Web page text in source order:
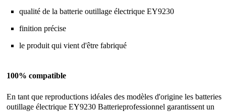
qualité de labatterie outillage électrique EY9230
finition précise
le produit qui vient d'être fabriqué
100% compatible
En tant que reproductions idéales des modèles d'origine les batteries
outillage électrique EY9230 Batterieprofessionnel garantissent un